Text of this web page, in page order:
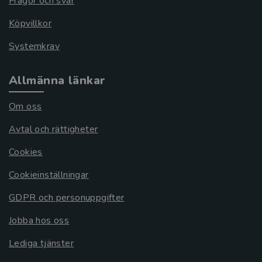
Köpvillkor
Systemkrav
Allmänna länkar
Om oss
Avtal och rättigheter
Cookies
Cookieinställningar
GDPR och personuppgifter
Jobba hos oss
Lediga tjänster